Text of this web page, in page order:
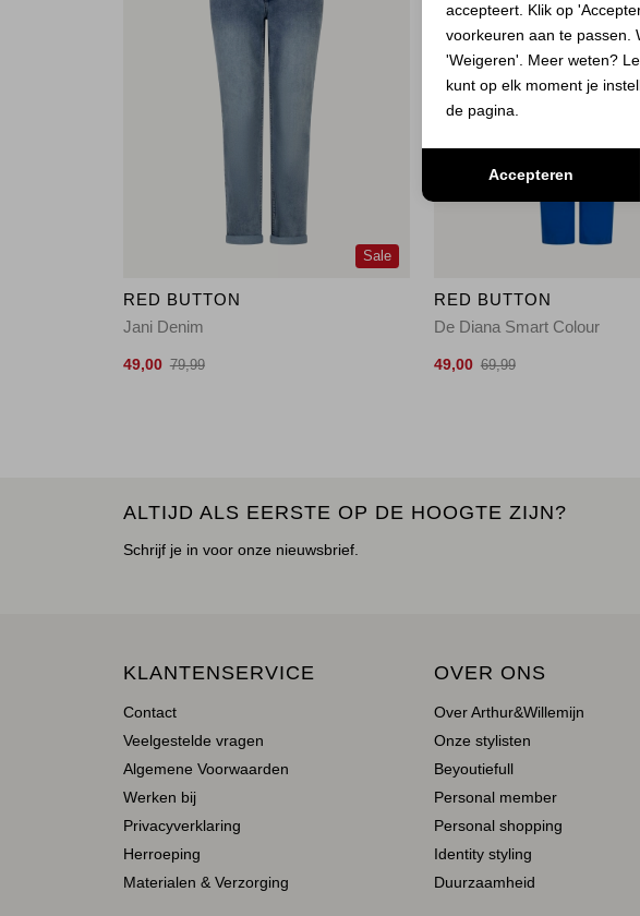
Sale
RED BUTTON
Jani Denim
49,00 79,99
RED BUTTON
De Diana Smart Colour
49,00 69,99
ALTIJD ALS EERSTE OP DE HOOGTE ZIJN?
Schrijf je in voor onze nieuwsbrief.
KLANTENSERVICE
Contact
Veelgestelde vragen
Algemene Voorwaarden
Werken bij
Privacyverklaring
Herroeping
Materialen & Verzorging
OVER ONS
Over Arthur&Willemijn
Onze stylisten
Beyoutiefull
Personal member
Personal shopping
Identity styling
Duurzaamheid
accepteert. Klik op
voorkeuren aan te passen.
'Weigeren'. Meer weten?
kunt op elk moment je
de pagina.
Accepteren